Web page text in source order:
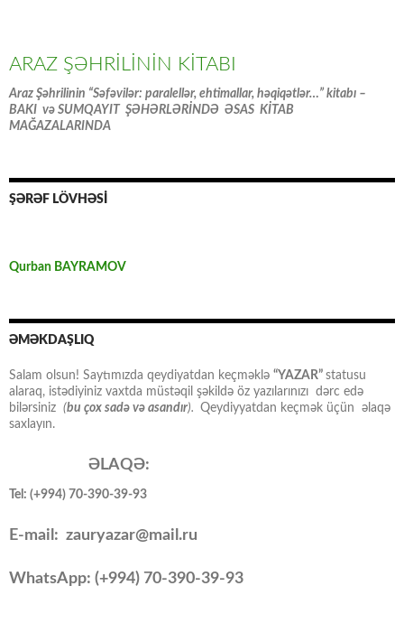
ARAZ ŞƏHRİLİNİN KİTABI
Araz Şəhrilinin “Səfəvilər: paralellər, ehtimallar, həqiqətlər…” kitabı –
BAKI və SUMQAYIT ŞƏHƏRLƏRİNDƏ ƏSAS KİTAB
MAĞAZALARINDA
ŞƏRƏF LÖVHƏSİ
Qurban BAYRAMOV
ƏMƏKDAŞLIQ
Salam olsun! Saytımızda qeydiyatdan keçməklə “YAZAR” statusu
alaraq, istədiyiniz vaxtda müstəqil şəkildə öz yazılarınızı dərc edə
bilərsiniz (bu çox sadə və asandır). Qeydiyyatdan keçmək üçün əlaqə
saxlayın.
ƏLAQƏ:
Tel: (+994) 70-390-39-93
E-mail: zauryazar@mail.ru
WhatsApp: (+994) 70-390-39-93